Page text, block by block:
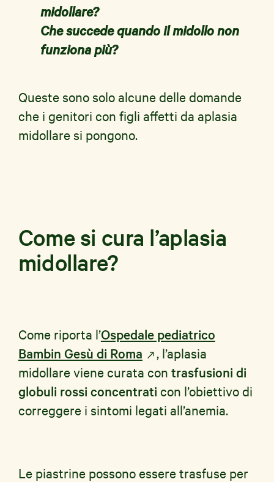
midollare?
Che succede quando il midollo non
funziona più?
Queste sono solo alcune delle domande
che i genitori con figli affetti da aplasia
midollare si pongono.
Come si cura l’aplasia
midollare?
Come riporta l’Ospedale pediatrico
Bambin Gesù di Roma
, l’aplasia
midollare viene curata con trasfusioni di
globuli rossi concentraticon l’obiettivo di
correggere i sintomi legati all’anemia.
Le piastrine possono essere trasfuse per